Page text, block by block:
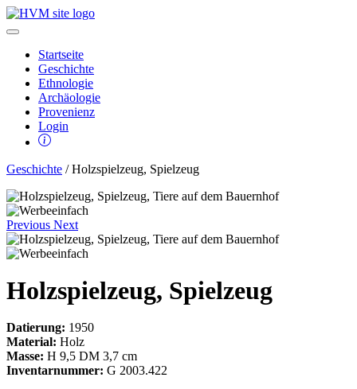
Startseite
Geschichte
Ethnologie
Archäologie
Provenienz
Login
Geschichte / Holzspielzeug, Spielzeug
Previous Next
Holzspielzeug, Spielzeug
Datierung: 1950
Material: Holz
Masse: H 9,5 DM 3,7 cm
Inventarnummer: G 2003.422